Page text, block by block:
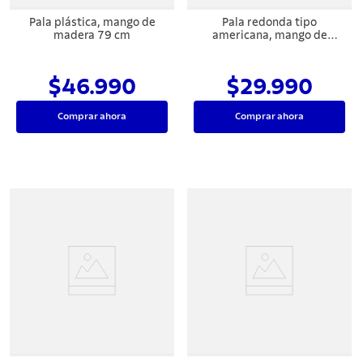
Pala plástica, mango de
madera 79 cm
$46.990
Comprar ahora
Pala redonda tipo
americana, mango de
$29.990
Comprar ahora
10. termo